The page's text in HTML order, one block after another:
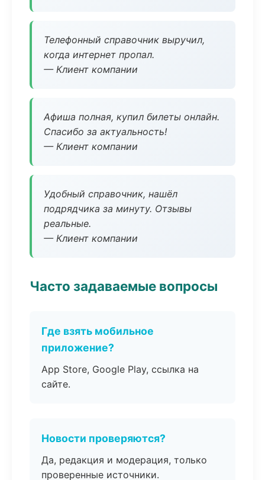
Телефонный справочник выручил,
когда интернет пропал.
— Клиент компании
Афиша полная, купил билеты онлайн.
Спасибо за актуальность!
— Клиент компании
Удобный справочник, нашёл
подрядчика за минуту. Отзывы
реальные.
— Клиент компании
Часто задаваемые вопросы
Где взять мобильное
приложение?
App Store, Google Play, ссылка на
сайте.
Новости проверяются?
Да, редакция и модерация, только
проверенные источники.